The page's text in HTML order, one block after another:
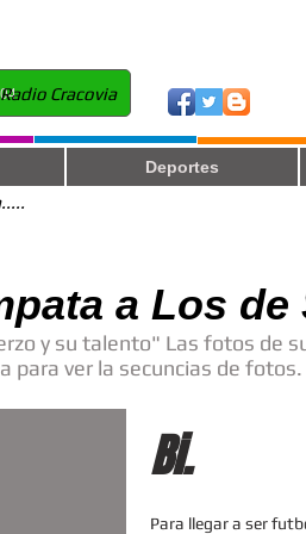
Radio Cracovia
Deportes
a Los de
y su talento" Las fotos de
a la derecha para ver la
Bi.
Para llegar a ser